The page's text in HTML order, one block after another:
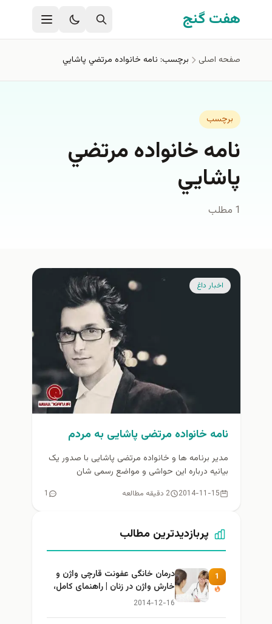
رفتن به محتوای اصلی
هفت گنج
صفحه اصلی برچسب: نامه خانواده مرتضي پاشايي
برچسب
نامه خانواده مرتضي
پاشايي
1 مطلب
اخبار داغ
نامه خانواده مرتضی پاشایی به مردم
مدیر برنامه ها و خانواده مرتضی پاشایی با صدور یک
بیانیه درباره این حواشی و مواضع رسمی شان
2014-11-15 2 دقیقه مطالعه 1
پربازدیدترین مطالب
1
درمان خانگی عفونت قارچی واژن و
خارش واژن در زنان | راهنمای کامل،
ایمن و کاربردی
2014-12-16